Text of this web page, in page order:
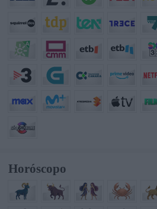
Horóscopo